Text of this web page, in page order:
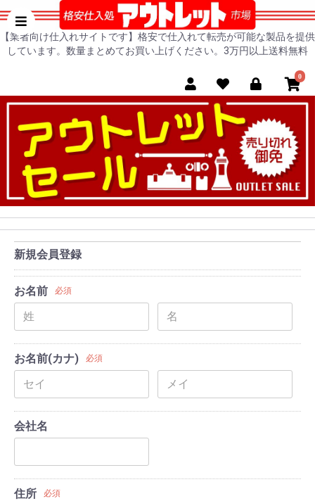
【業者向け仕入れサイトです】格安で仕入れて転売が可能な製品を提供
しています。数量まとめてお買い上げください。3万円以上送料無料
0
新規会員登録
お名前 必須
お名前(カナ) 必須
会社名
住所 必須